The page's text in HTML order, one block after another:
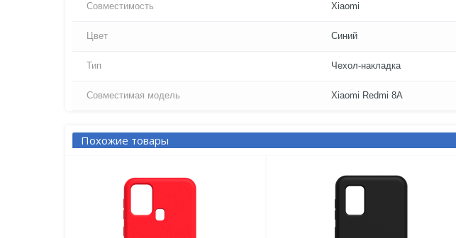
Совместимость Xiaomi
Цвет Синий
Тип Чехол-накладка
Совместимая модель Xiaomi Redmi 8A
Похожие товары